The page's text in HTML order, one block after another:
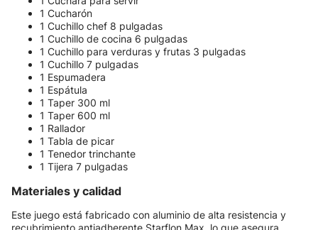
1 Cucharón
1 Cuchillo chef 8 pulgadas
1 Cuchillo de cocina 6 pulgadas
1 Cuchillo para verduras y frutas 3 pulgadas
1 Cuchillo 7 pulgadas
1 Espumadera
1 Espátula
1 Taper 300 ml
1 Taper 600 ml
1 Rallador
1 Tabla de picar
1 Tenedor trinchante
1 Tijera 7 pulgadas
Materiales y calidad
Este juego está fabricado con aluminio de alta resistencia y